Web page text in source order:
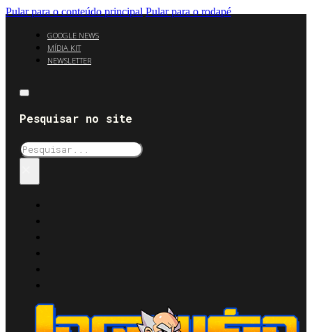
Pular para o conteúdo principal Pular para o rodapé
GOOGLE NEWS
MÍDIA KIT
NEWSLETTER
Pesquisar no site
Pesquisar